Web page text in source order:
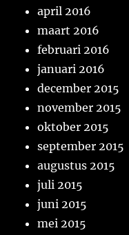
april 2016
maart 2016
februari 2016
januari 2016
december 2015
november 2015
oktober 2015
september 2015
augustus 2015
juli 2015
juni 2015
mei 2015